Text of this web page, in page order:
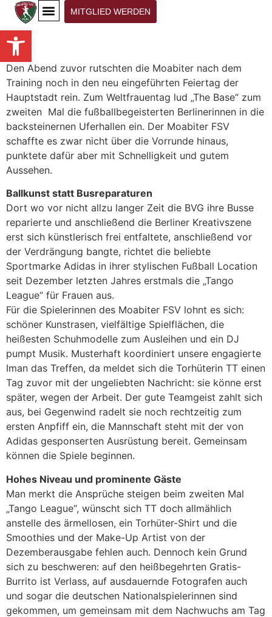
Werkzeugleiste öffnen
MITGLIED WERDEN
Den Abend zuvor rutschten die Moabiter nach dem
Training noch in den neu eingeführten Feiertag der
Hauptstadt rein. Zum Weltfrauentag lud „The Base“ zum
zweiten Mal die fußballbegeisterten Berlinerinnen in die
backsteinernen Uferhallen ein. Der Moabiter FSV
schaffte es zwar nicht über die Vorrunde hinaus,
punktete dafür aber mit Schnelligkeit und gutem
Aussehen.
Ballkunst statt Busreparaturen
Dort wo vor nicht allzu langer Zeit die BVG ihre Busse
reparierte und anschließend die Berliner Kreativszene
erst sich künstlerisch frei entfaltete, anschließend vor
der Verdrängung bangte, richtet die beliebte
Sportmarke Adidas in ihrer stylischen Fußball Location
seit Dezember letzten Jahres erstmals die „Tango
League“ für Frauen aus.
Für die Spielerinnen des Moabiter FSV lohnt es sich:
schöner Kunstrasen, vielfältige Spielflächen, die
heißesten Schuhmodelle zum Ausleihen und ein DJ
pumpt Musik. Musterhaft koordiniert unsere engagierte
Iman das Treffen, da meldet sich die Torhüterin TT einen
Tag zuvor mit der ungeliebten Nachricht: sie könne erst
später, wegen der Arbeit. Der gute Teamgeist zahlt sich
aus, bei Gegenwind radelt sie noch rechtzeitig zum
ersten Anpfiff ein, die Mannschaft steht mit der von
Adidas gesponserten Ausrüstung bereit. Gemeinsam
können die Spiele beginnen.
Hohes Niveau und prominente Gäste
Man merkt die Ansprüche steigen beim zweiten Mal
„Tango League“, wünscht sich TT doch allmählich
anstelle des ärmellosen, ein Torhüter-Shirt und die
Smoothies und der Make-Up Artist von der
Dezemberausgabe fehlen auch. Dennoch kein Grund
sich zu beschweren: auf den heißbegehrten Gratis-
Burrito ist Verlass, auf ausdauernde Fotografen auch
und sogar die deutschen Nationalspielerinnen sind
gekommen, um gemeinsam mit dem Nachwuchs am Tag